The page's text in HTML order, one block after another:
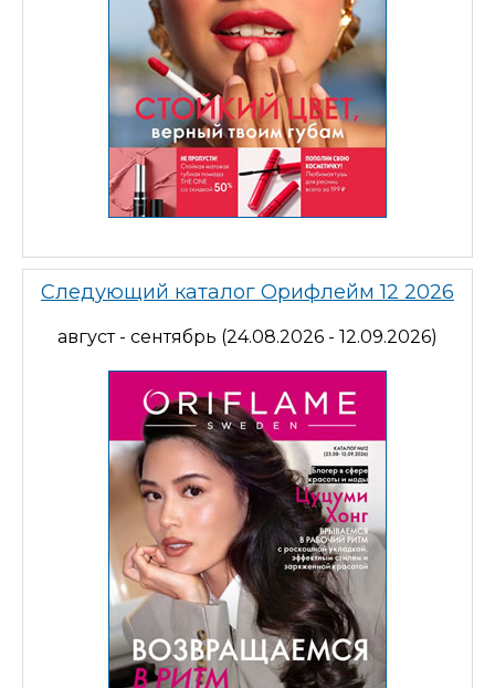
Следующий каталог Орифлейм 12 2026
август - сентябрь (24.08.2026 - 12.09.2026)